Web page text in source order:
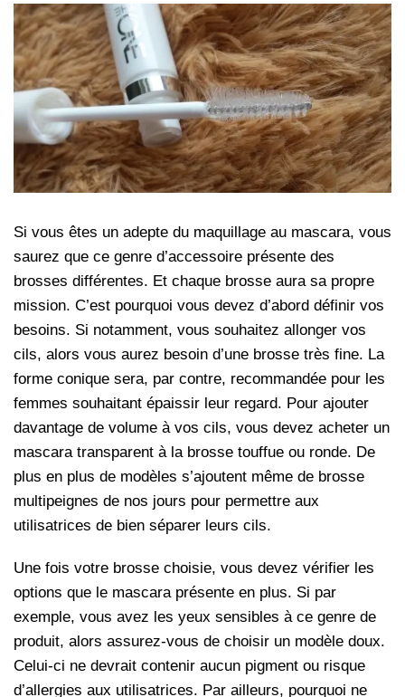
Si vous êtes un adepte du maquillage au mascara, vous
saurez que ce genre d’accessoire présente des
brosses différentes. Et chaque brosse aura sa propre
mission. C’est pourquoi vous devez d’abord définir vos
besoins. Si notamment, vous souhaitez allonger vos
cils, alors vous aurez besoin d’une brosse très fine. La
forme conique sera, par contre, recommandée pour les
femmes souhaitant épaissir leur regard. Pour ajouter
davantage de volume à vos cils, vous devez acheter un
mascara transparent à la brosse touffue ou ronde. De
plus en plus de modèles s’ajoutent même de brosse
multipeignes de nos jours pour permettre aux
utilisatrices de bien séparer leurs cils.
Une fois votre brosse choisie, vous devez vérifier les
options que le mascara présente en plus. Si par
exemple, vous avez les yeux sensibles à ce genre de
produit, alors assurez-vous de choisir un modèle doux.
Celui-ci ne devrait contenir aucun pigment ou risque
d’allergies aux utilisatrices. Par ailleurs, pourquoi ne